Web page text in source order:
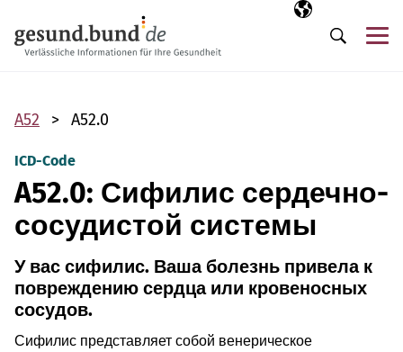
Выбранный
RU
Поиск
A52 A52.0
ICD-Code
A52.0: Сифилис сердечно-
сосудистой системы
У вас сифилис. Ваша болезнь привела к
повреждению сердца или кровеносных
сосудов.
Сифилис представляет собой венерическое